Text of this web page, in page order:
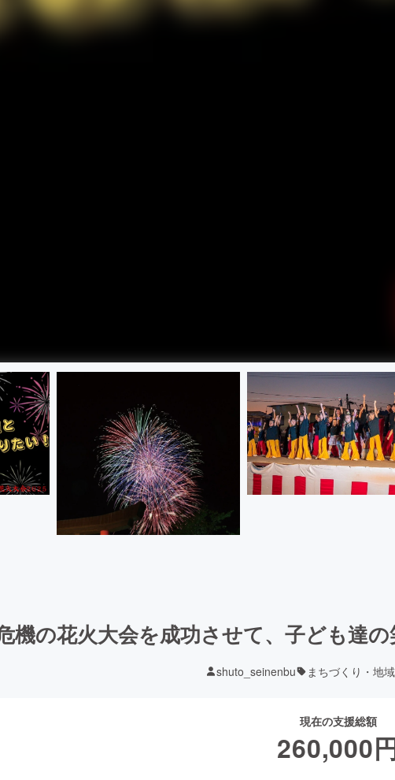
機の花火大会を成功させて、子ども達
shuto_seinenbu まちづくり・地
現在の支援総額
260,000